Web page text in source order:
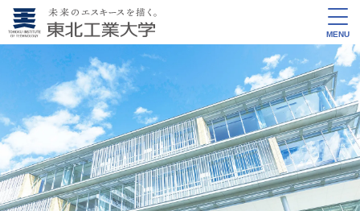
MENU